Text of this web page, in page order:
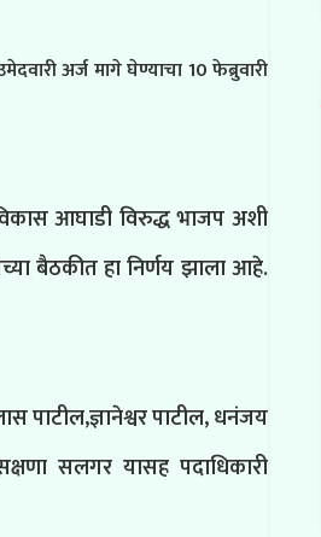
अर्ज मागे घेण्याचा 10 फेब्रुवारी
आघाडी विरुद्ध भाजप अशी
बैठकीत हा निर्णय झाला आहे.
पाटील, धनंजय
सलगर यासह पदाधिकारी